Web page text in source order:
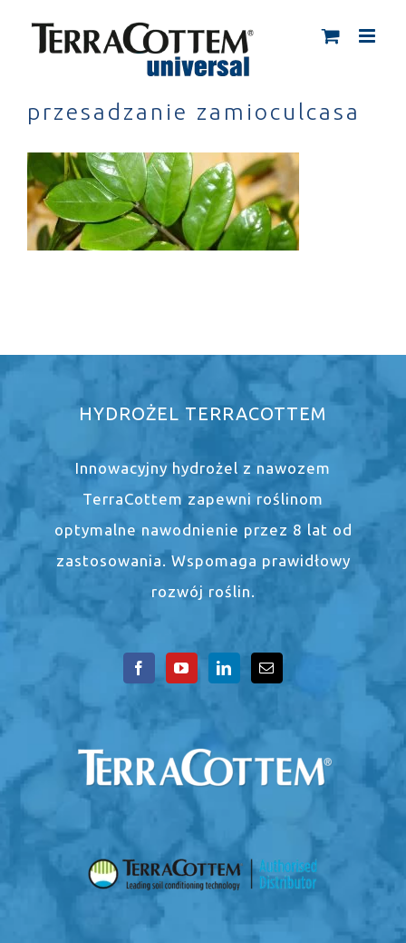
przesadzanie zamioculcasa
HYDROŻEL TERRACOTTEM
Innowacyjny hydrożel z nawozem
TerraCottem zapewni roślinom
optymalne nawodnienie przez 8 lat od
zastosowania. Wspomaga prawidłowy
rozwój roślin.